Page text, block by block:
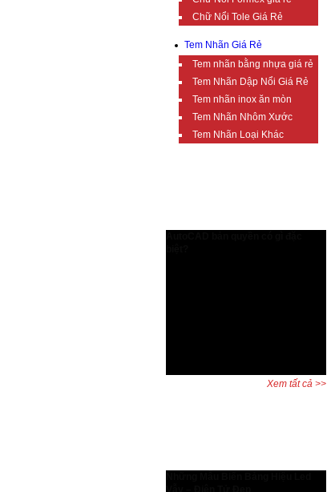
Chữ Nổi Tole Giá Rẻ
Tem Nhãn Giá Rẻ
Tem nhãn bằng nhựa giá rẻ
Tem Nhãn Dập Nổi Giá Rẻ
Tem nhãn inox ăn mòn
Tem Nhãn Nhôm Xước
Tem Nhãn Loại Khác
Xem tất cả >>